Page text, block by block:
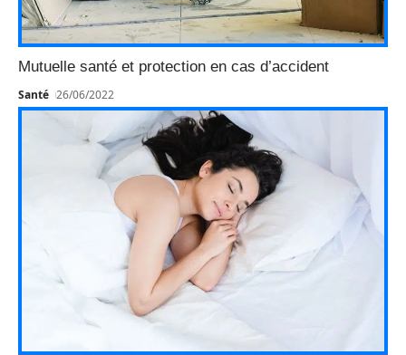
Mutuelle santé et protection en cas d’accident
Santé 26/06/2022